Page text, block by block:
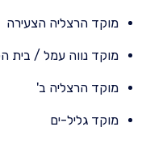
מוקד הרצליה הצעירה
מוקד נווה עמל / בית
מוקד הרצליה ב'
מוקד גליל-ים